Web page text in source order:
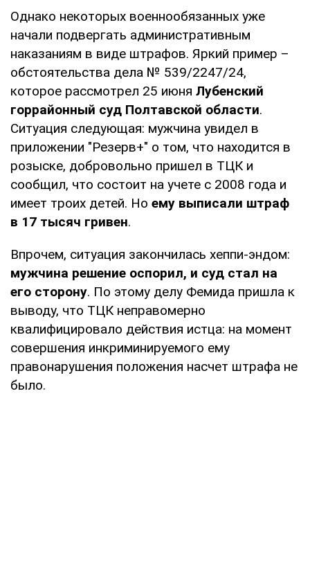
Однако некоторых военнообязанных уже
начали подвергать административным
наказаниям в виде штрафов. Яркий пример –
обстоятельства дела № 539/2247/24,
которое рассмотрел 25 июня Лубенский
горрайонный суд Полтавской области.
Ситуация следующая: мужчина увидел в
приложении "Резерв+" о том, что находится в
розыске, добровольно пришел в ТЦК и
сообщил, что состоит на учете с 2008 года и
имеет троих детей. Но ему выписали штраф
в 17 тысяч гривен.
Впрочем, ситуация закончилась хеппи-эндом:
мужчина решение оспорил, и суд стал на
его сторону. По этому делу Фемида пришла к
выводу, что ТЦК неправомерно
квалифицировало действия истца: на момент
совершения инкриминируемого ему
правонарушения положения насчет штрафа не
было.